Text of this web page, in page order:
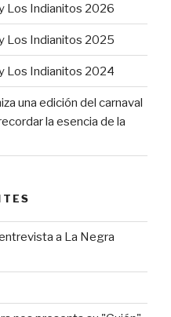
Los Indianitos 2026
Los Indianitos 2025
Los Indianitos 2024
una edición del carnaval
la esencia de la
a La Negra